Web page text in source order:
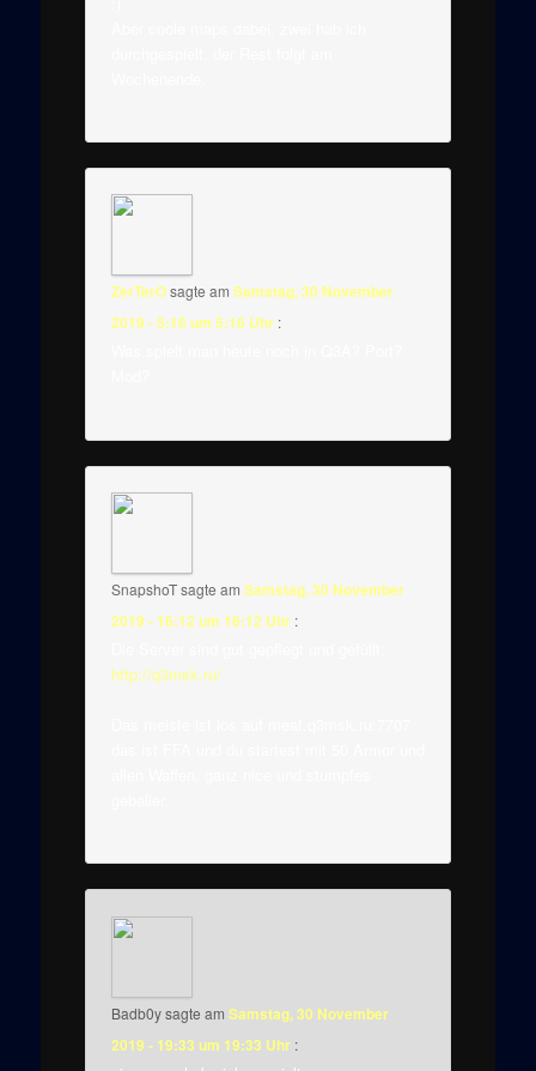
ZerTerOsagte am Samstag, 30 November
2019 - 5:16 um 5:16 Uhr :
SnapshoTsagte am Samstag, 30 November
2019 - 16:12 um 16:12 Uhr :
http://q3msk.ru/
Badb0ysagte am Samstag, 30 November
2019 - 19:33 um 19:33 Uhr :